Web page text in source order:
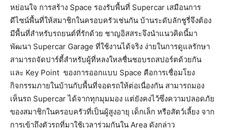
หย่อนใจ การสร้าง Space รองรับพื้นที่ Supercar เสมือนการ
ดีไซน์พื้นที่ให้สมาชิกในครอบครัวเช่นกัน บ้านระดับลักชูรี่จึงต้อง
มีพื้นที่สำหรับรถยนต์ที่รักด้วย ชาญอิสสระจึงนำแนวคิดนี้มา
พัฒนา Supercar Garage ที่ใช้งานได้จริง ง่ายในการดูแลรักษา
สามารถจัดปาร์ตี้สำหรับผู้ที่หลงใหลชื่นชอบรถสปอร์ตด้วยกัน
และ Key Point ของการออกแบบ Space คือการเชื่อมโยง
กิจกรรมภายในบ้านกับพื้นที่จอดรถให้ต่อเนื่องกัน สามารถมอง
เห็นรถ Supercar ได้จากทุกมุมมอง แต่ยังคงไว้ซึ่งความปลอดภัย
ของสมาชิกในครอบครัวที่เป็นผู้สูงอายุ เด็กเล็ก หรือสัตว์เลี้ยง จาก
การเข้าถึงตัวรถที่มาใช้เวลาร่วมกันใน Area ดังกล่าว